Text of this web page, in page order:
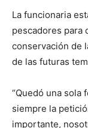
La funcionaria
pescadores para
conservación de
de las futuras
“Quedó una sola
siempre la
importante,